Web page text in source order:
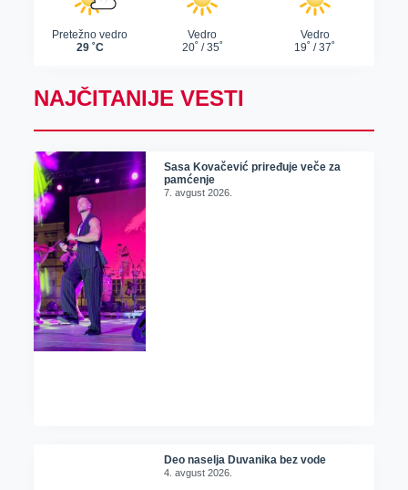
NAJČITANIJE VESTI
Sasa Kovačević priređuje veče za
pamćenje
7. avgust 2026.
Deo naselja Duvanika bez vode
4. avgust 2026.